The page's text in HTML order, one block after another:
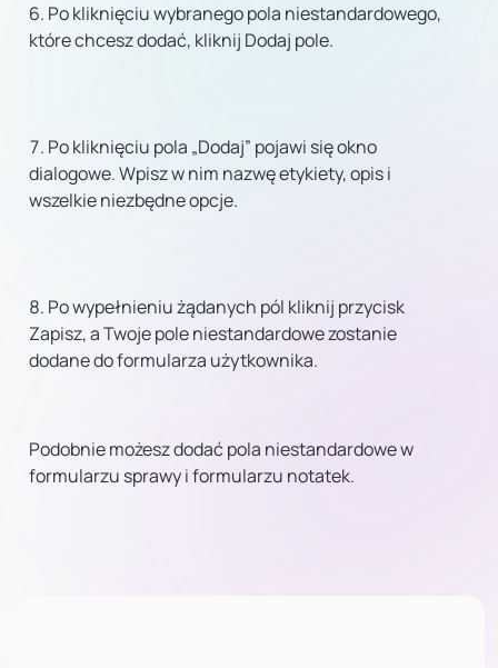
Po kliknięciu wybranego pola niestandardowego,
które chcesz dodać, kliknij Dodaj pole.
Po kliknięciu pola „Dodaj” pojawi się okno
dialogowe. Wpisz w nim nazwę etykiety, opis i
wszelkie niezbędne opcje.
Po wypełnieniu żądanych pól kliknij przycisk
Zapisz, a Twoje pole niestandardowe zostanie
dodane do formularza użytkownika.
Podobnie możesz dodać pola niestandardowe w
formularzu sprawy i formularzu notatek.